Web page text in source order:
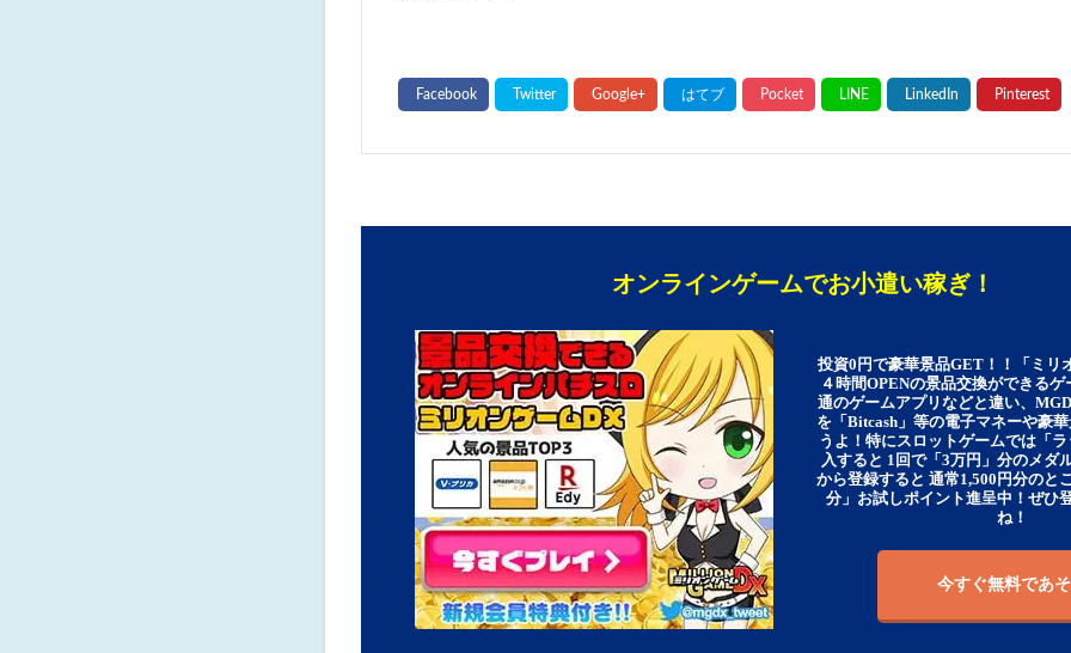
オンラインゲームでお小遣い稼ぎ！
投資0円で豪華景品GET！！「ミリ
４時間OPENの景品交換ができる
通のゲームアプリなどと違い、
を「Bitcash」等の電子マネーや豪
うよ！特にスロットゲームでは「
入すると 1回で「3万円」分のメダ
から登録すると 通常1,500円分のと
分」お試しポイント進呈中！ぜひ
ね！
今すぐ無料であ